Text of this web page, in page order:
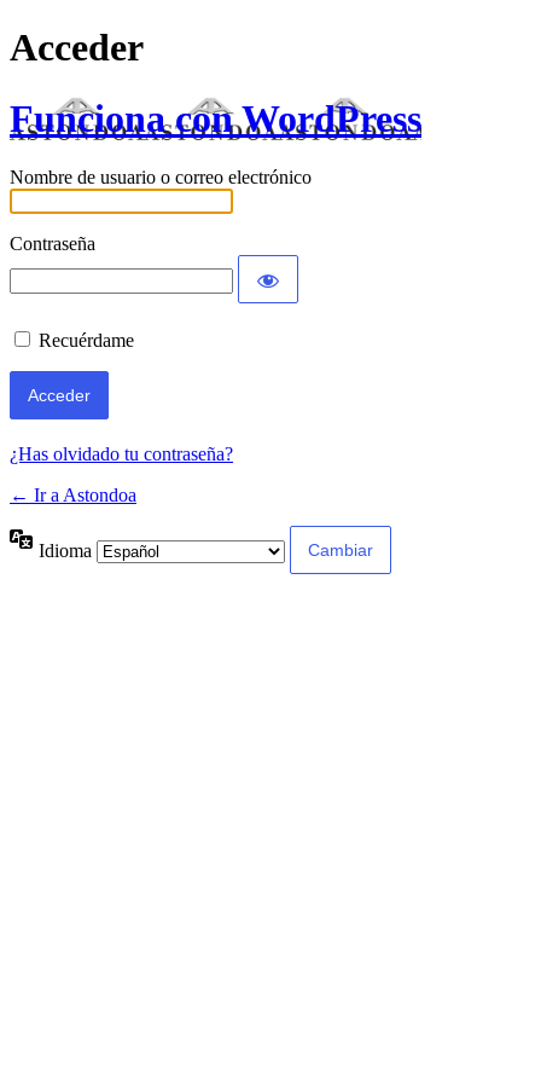
Acceder
Funciona con WordPress
Nombre de usuario o correo electrónico
Contraseña
Recuérdame
¿Has olvidado tu contraseña?
← Ir a Astondoa
Idioma